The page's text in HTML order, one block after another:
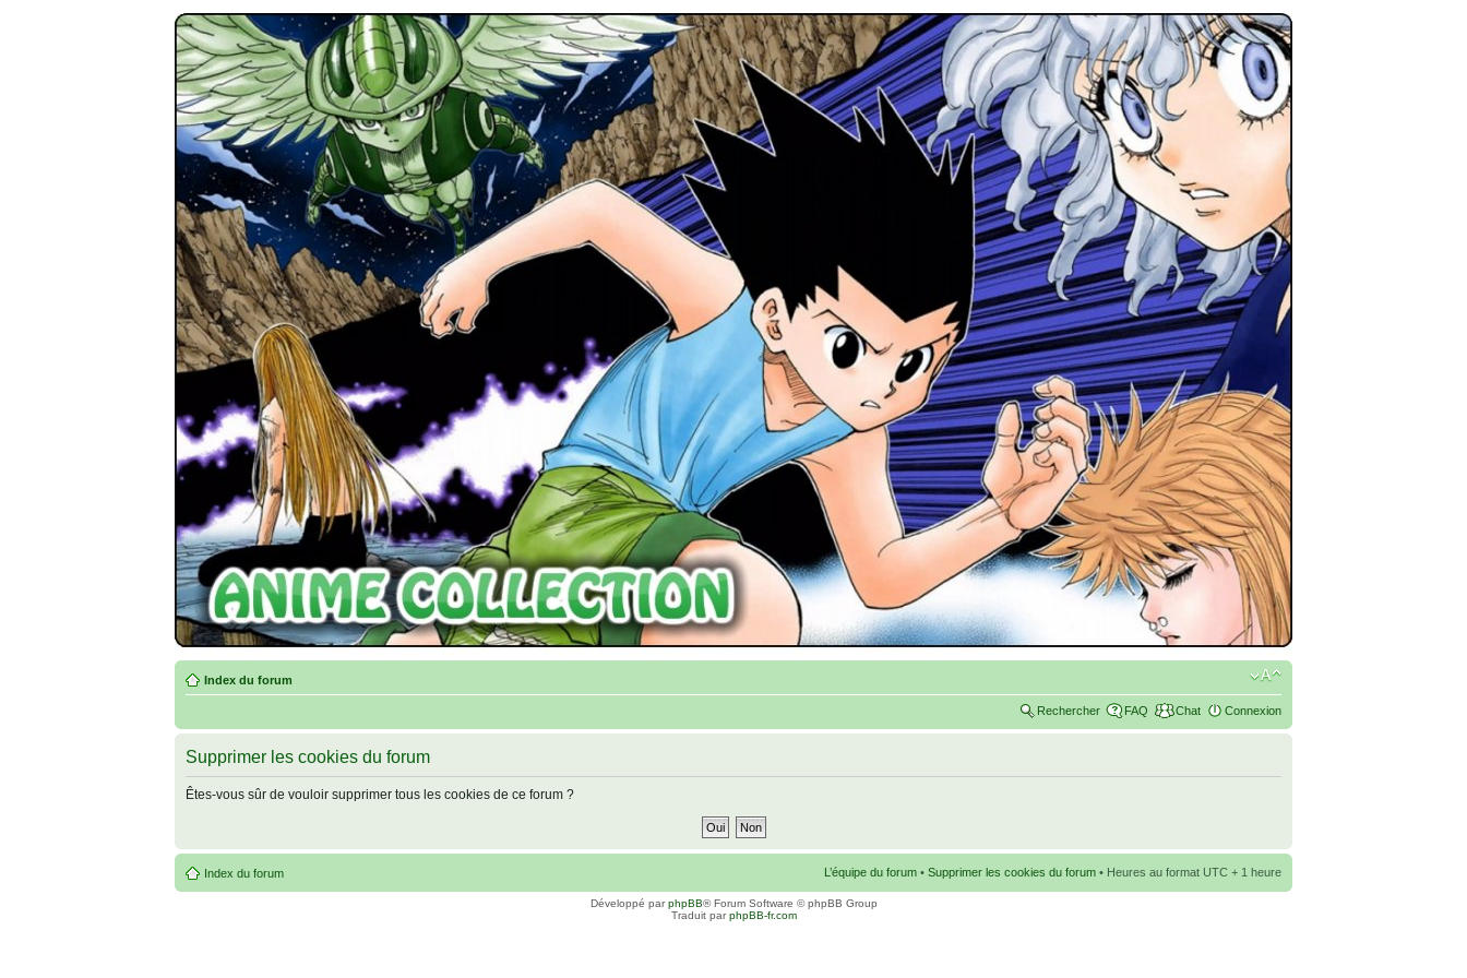
Index du forum
Rechercher FAQ Chat Connexion
Supprimer les cookies du forum
Êtes-vous sûr de vouloir supprimer tous les cookies de ce forum ?
Index du forum L’équipe du forum • Supprimer les cookies du forum • Heures au format UTC + 1 heure
Développé parphpBB® Forum Software © phpBB Group
Traduit parphpBB-fr.com